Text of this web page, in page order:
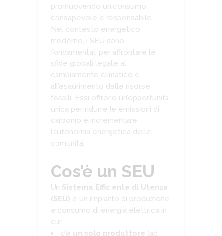
promuovendo un consumo
consapevole e responsabile.
Nel contesto energetico
moderno, i SEU sono
fondamentali per affrontare le
sfide globali legate al
cambiamento climatico e
all’esaurimento delle risorse
fossili. Essi offrono un’opportunità
unica per ridurre le emissioni di
carbonio e incrementare
l’autonomia energetica delle
comunità.
Cos’è un SEU
Un Sistema Efficiente di Utenza
(SEU) è un impianto di produzione
e consumo di energia elettrica in
cui:
c’è un solo produttore (ad